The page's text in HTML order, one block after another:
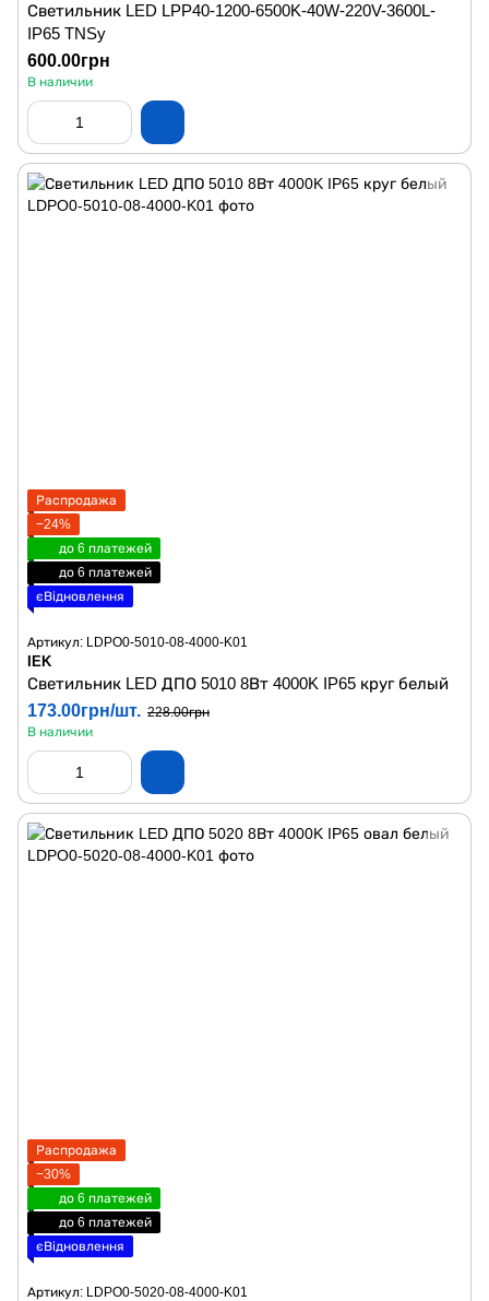
Светильник LED LPP40-1200-6500K-40W-220V-3600L-
IP65 TNSy
600.00грн
В наличии
Распродажа
−24%
до 6 платежей
до 6 платежей
єВідновлення
Артикул: LDPO0-5010-08-4000-K01
IEK
Светильник LED ДПО 5010 8Вт 4000K IP65 круг белый
173.00грн/шт. 228.00грн
В наличии
Распродажа
−30%
до 6 платежей
до 6 платежей
єВідновлення
Артикул: LDPO0-5020-08-4000-K01